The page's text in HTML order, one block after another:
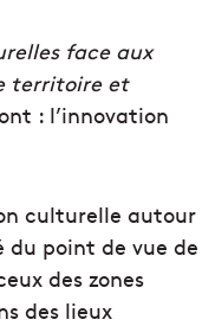
face aux
territoire et
: l’innovation
culturelle autour
point de vue de
des zones
des lieux